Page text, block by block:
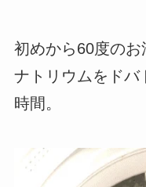
初めから60度のお
ナトリウムをドバ
時間。